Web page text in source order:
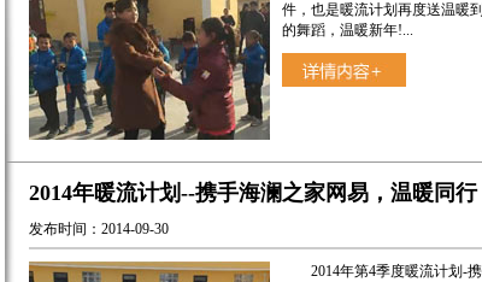
件，也是暖流计划再度送温暖
的舞蹈，温暖新年!...
2014年暖流计划--携手海澜之家网易，温暖同行
发布时间：2014-09-30
2014年第4季度暖流计划-携